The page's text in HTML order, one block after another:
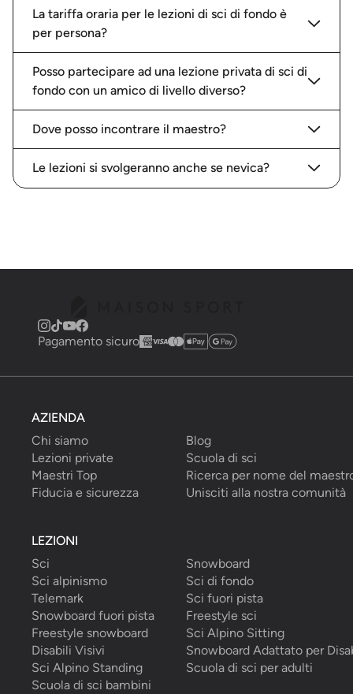
La tariffa oraria per le lezioni di sci di fondo è
per persona?
Posso partecipare ad una lezione privata di sci di
fondo con un amico di livello diverso?
Dove posso incontrare il maestro?
Le lezioni si svolgeranno anche se nevica?
Pagamento sicuro
AZIENDA
Chi siamo
Blog
Lezioni private
Scuola di sci
Maestri Top
Ricerca per nome del
Fiducia e sicurezza
Unisciti alla nostra comunità
LEZIONI
Sci
Snowboard
Sci alpinismo
Sci di fondo
Telemark
Sci fuori pista
Snowboard fuori pista
Freestyle sci
Freestyle snowboard
Sci Alpino Sitting
Disabili Visivi
Snowboard Adattato per
Sci Alpino Standing
Scuola di sci per adulti
Scuola di sci bambini